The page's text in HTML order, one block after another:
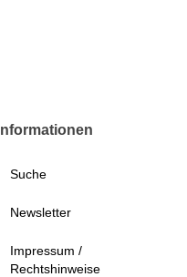
Informationen
Suche
Newsletter
Impressum /
Rechtshinweise